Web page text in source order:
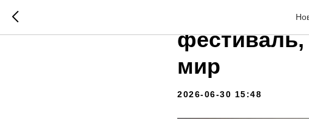
фестиваль,
мир
2026-06-30 15:48